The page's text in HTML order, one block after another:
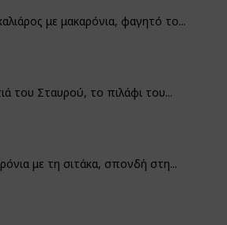
με μακαρόνια, φαγητό το...
του Σταυρού, το πιλάφι του...
με τη σιτάκα, σπονδή στη...